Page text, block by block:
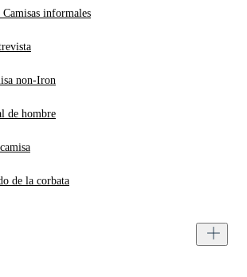
informales
non-Iron
de hombre
de la corbata